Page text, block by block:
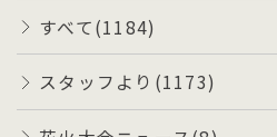
すべて(1184)
スタッフより(1173)